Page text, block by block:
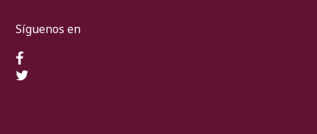
Síguenos en